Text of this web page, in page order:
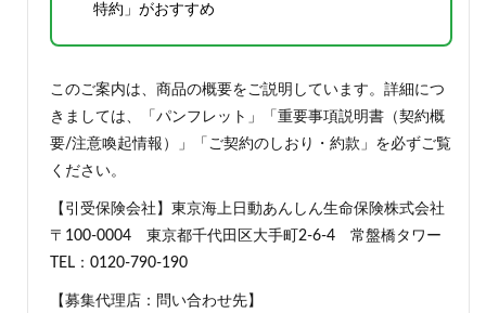
特約」がおすすめ
このご案内は、商品の概要をご説明しています。詳細につ
きましては、「パンフレット」「重要事項説明書（契約概
要/注意喚起情報）」「ご契約のしおり・約款」を必ずご覧
ください。
【引受保険会社】東京海上日動あんしん生命保険株式会社
〒100-0004 東京都千代田区大手町2-6-4 常盤橋タワー
TEL：0120-790-190
【募集代理店：問い合わせ先】